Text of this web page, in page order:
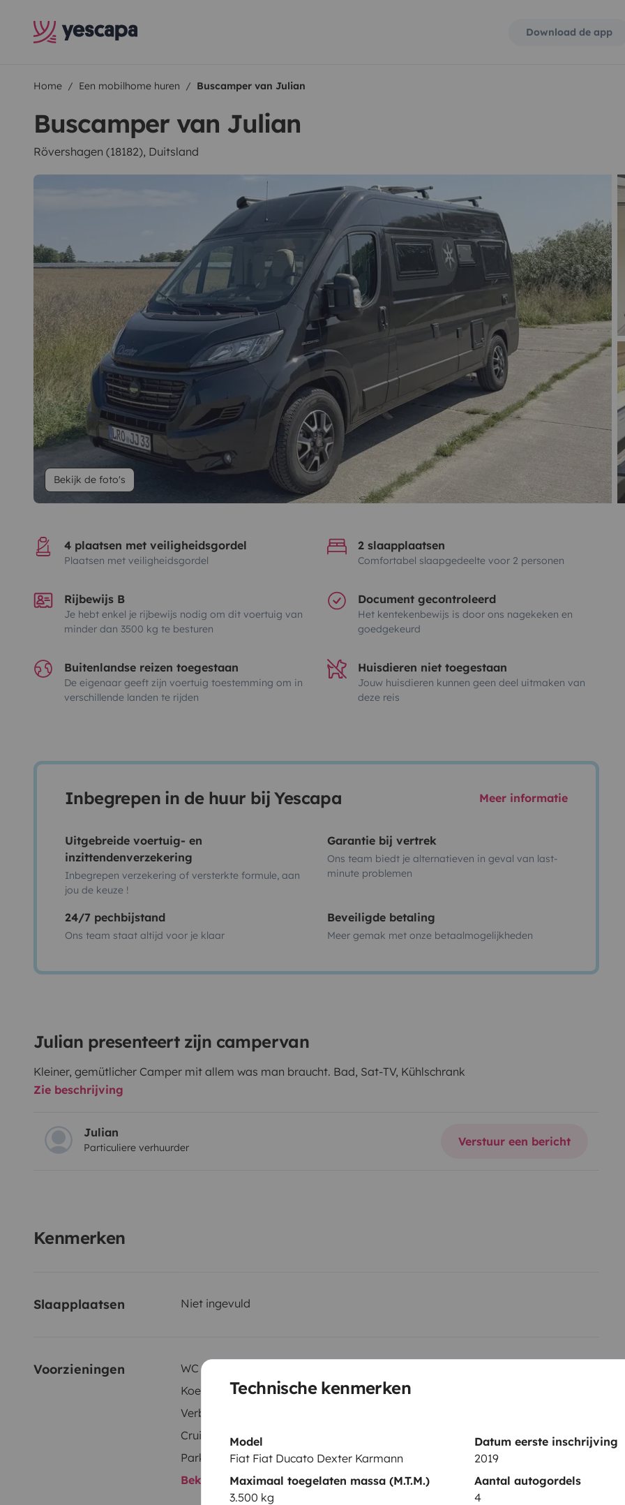
Technische kenmerken
Model
Fiat Fiat Ducato Dexter Karmann
Datum eerste inschrijving
2019
Maximaal toegelaten massa (M.T.M.)
3.500 kg
Aantal autogordels
4
Download de app
Home Een mobilhome huren Buscamper van Julian
Buscamper van Julian
Rövershagen (18182), Duitsland
Bekijk de foto's
4 plaatsen met veiligheidsgordel
Plaatsen met veiligheidsgordel
2 slaapplaatsen
Comfortabel slaapgedeelte voor 2 personen
Rijbewijs B
Je hebt enkel je rijbewijs nodig om dit voertuig van
minder dan 3500 kg te besturen
Document gecontroleerd
Het kentekenbewijs is door ons nagekeken en
goedgekeurd
Buitenlandse reizen toegestaan
De eigenaar geeft zijn voertuig toestemming om in
verschillende landen te rijden
Huisdieren niet toegestaan
Jouw huisdieren kunnen geen deel uitmaken van
deze reis
Inbegrepen in de huur bij Yescapa Meer informatie
Uitgebreide voertuig- en
inzittendenverzekering
Inbegrepen verzekering of versterkte formule, aan
jou de keuze !
Garantie bij vertrek
Ons team biedt je alternatieven in geval van last-
minute problemen
24/7 pechbijstand
Ons team staat altijd voor je klaar
Beveiligde betaling
Meer gemak met onze betaalmogelijkheden
Julian presenteert zijn campervan
Kleiner, gemütlicher Camper mit allem was man braucht. Bad, Sat-TV, Kühlschrank
Zie beschrijving
Julian
Particuliere verhuurder Verstuur een bericht
Kenmerken
Slaapplaatsen Niet ingevuld
Voorzieningen WC
Koelkast
Bestek en borden
Verbruiksgoederen
Cruise control
Centrale vergrendeling
Parkeersensoren
Bekijk alle voorzieningen